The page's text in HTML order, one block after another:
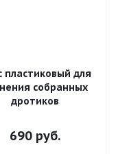
пластиковый для
собранных
дротиков
690руб.